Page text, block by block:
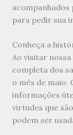
para pedir sua
Conheça a
Ao visitar
completa dos
o mês de maio.
informações
virtudes que
podem ser